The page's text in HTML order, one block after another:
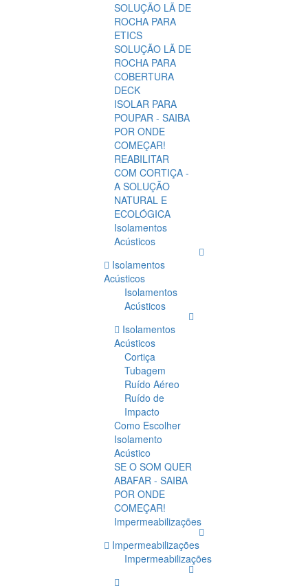
SOLUÇÃO LÃ DE
ROCHA PARA
ETICS
SOLUÇÃO LÃ DE
ROCHA PARA
COBERTURA
DECK
ISOLAR PARA
POUPAR - SAIBA
POR ONDE
COMEÇAR!
REABILITAR
COM CORTIÇA -
A SOLUÇÃO
NATURAL E
ECOLÓGICA
Isolamentos
Acústicos
Isolamentos
Acústicos
Isolamentos
Acústicos
Isolamentos
Acústicos
Cortiça
Tubagem
Ruído Aéreo
Ruído de
Impacto
Como Escolher
Isolamento
Acústico
SE O SOM QUER
ABAFAR - SAIBA
POR ONDE
COMEÇAR!
Impermeabilizações
Impermeabilizações
Impermeabilizações